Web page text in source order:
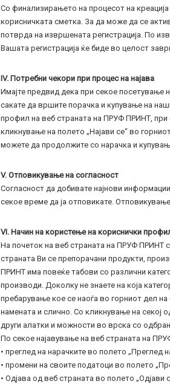
Со финализирањето на процесот на
корисничката сметка. За да може да се
потврда на извршената регистрација. По
Вашата регистрација ќе биде во целост
IV. Потребни чекори при процес на најава
Имајте предвид дека при секое посетување
сакате да вршите порачка и купување на
профил на веб страната на ПРУФ ПРИНТ, при
кликнување на полето „Најави се“ во
можете да продолжите со нарачка и
V. Отповикување на согласност
Согласност да добивате најнови
секое време да ја отповикате.
VI. Начин на користење на кориснички
На почеток на веб страната на ПРУФ ПРИНТ
страната Ви се препорачани продукти,
ПРИНТ има повеќе табови со различни
производи. Доколку не знаете на која
пребарување кое се наоѓа во горниот дел
намената и слично. Со кликнување на секој
други алатки и можности во врска со
По секое најавување на веб страната на
• преглед на нарачките во полето „Преглед
• промени на своите податоци во полето
• Одјава од веб страната во полето „Одјави